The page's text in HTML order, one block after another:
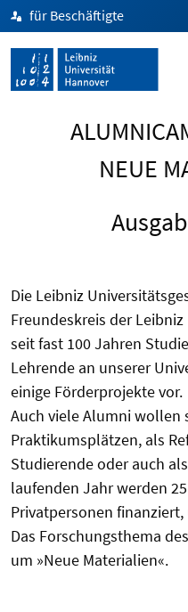
für Beschäftigte
NEUE
Die Leibniz
Freundeskreis der
seit fast 100 Jahren
Lehrende an unserer
einige Förderprojekte vor.
Auch viele Alumni wollen
Praktikumsplätzen, als
Studierende oder auch
laufenden Jahr werden
Privatpersonen
Das Forschungsthema
um »Neue Materialien«.